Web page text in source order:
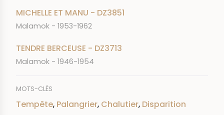
MICHELLE ET MANU - DZ3851
Malamok - 1953-1962
TENDRE BERCEUSE - DZ3713
Malamok - 1946-1954
MOTS-CLÉS
Tempête, Palangrier, Chalutier, Disparition